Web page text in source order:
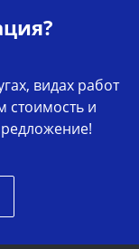
видах работ
стоимость и